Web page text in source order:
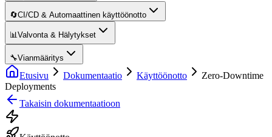
🔄CI/CD & Automaattinen käyttöönotto
📊Valvonta & Hälytykset
🔧Vianmääritys
Etusivu Dokumentaatio Käyttöönotto
Zero-Downtime
Deployments
Takaisin dokumentaatioon